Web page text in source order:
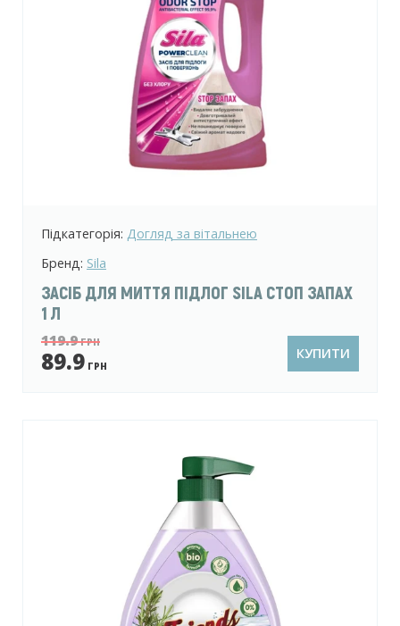
Підкатегорія: Догляд за вітальнею
Бренд: Sila
ЗАСІБ ДЛЯ МИТТЯ ПІДЛОГ SILA СТОП ЗАПАХ
1 Л
119.9ГРН
89.9 ГРН
КУПИТИ